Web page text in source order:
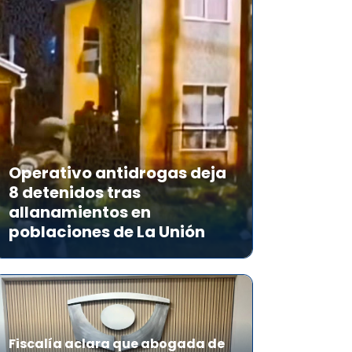
Operativo antidrogas deja
8 detenidos tras
allanamientos en
poblaciones de La Unión
Fiscalía aclara que abogada de